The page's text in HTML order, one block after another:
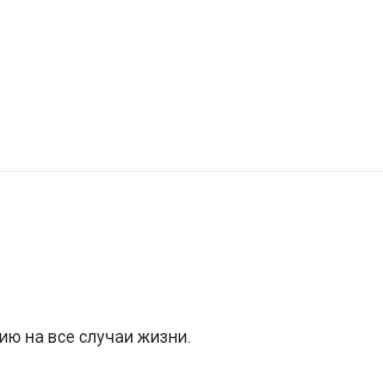
на все случаи жизни.